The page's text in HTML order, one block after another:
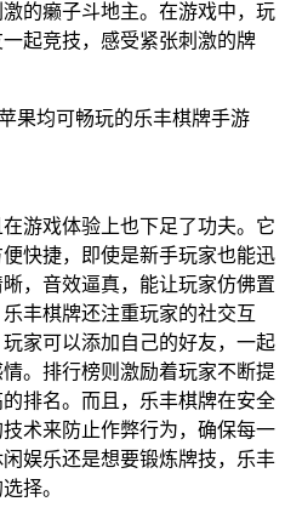
的癞子斗地主。在游戏中，玩
起竞技，感受紧张刺激的牌
游戏体验上也下足了功夫。它
快捷，即使是新手玩家也能迅
，音效逼真，能让玩家仿佛置
丰棋牌还注重玩家的社交互
家可以添加自己的好友，一起
。排行榜则激励着玩家不断提
排名。而且，乐丰棋牌在安全
术来防止作弊行为，确保每一
娱乐还是想要锻炼牌技，乐丰
择。